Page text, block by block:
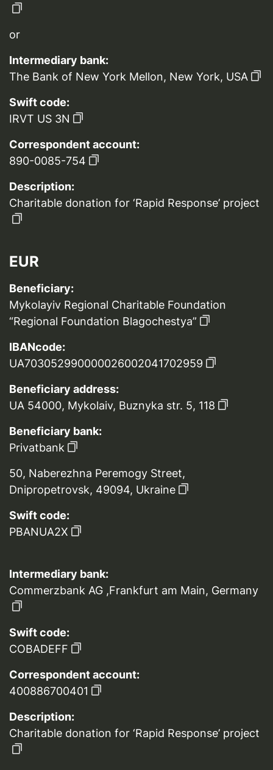
or
Intermediary bank:
The Bank of New York Mellon, New York, USA
Swift code:
IRVT US 3N
Correspondent account:
890-0085-754
Description:
Charitable donation for ‘Rapid Response’ project
EUR
Beneficiary:
Mykolayiv Regional Charitable Foundation
“Regional Foundation Blagochestya”
IBANcode:
UA703052990000026002041702959
Beneficiary address:
UA 54000, Mykolaiv, Buznyka str. 5, 118
Beneficiary bank:
Privatbank
50, Naberezhna Peremogy Street,
Dnipropetrovsk, 49094, Ukraine
Swift code:
PBANUA2X
Intermediary bank:
Commerzbank AG ,Frankfurt am Main, Germany
Swift code:
COBADEFF
Correspondent account:
400886700401
Description:
Charitable donation for ‘Rapid Response’ project